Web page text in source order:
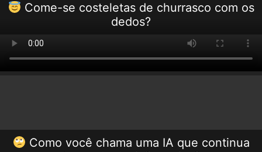
Come-se costeletas de churrasco com os
dedos?
Como você chama uma IA que continua